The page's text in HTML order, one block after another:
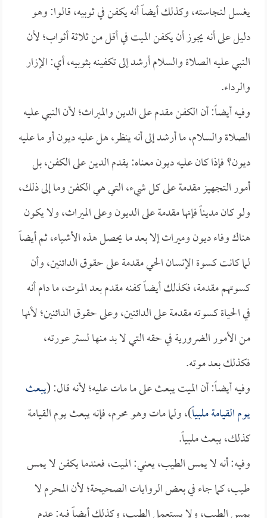
يغسل لنجاسته، وكذلك أيضاً أنه يكفن في ثوبيه، قالوا: وهو
دليل على أنه يجوز أن يكفن الميت في أقل من ثلاثة أثواب؛ لأن
النبي عليه الصلاة والسلام أرشد إلى تكفينه بثوبيه، أي: الإزار
والرداء.
وفيه أيضاً: أن الكفن مقدم على الدين والميراث؛ لأن النبي عليه
الصلاة والسلام، ما أرشد إلى أنه ينظر، هل عليه ديون أو ما عليه
ديون؟ فإذا كان عليه ديون معناه: يقدم الدين على الكفن، بل
أمور التجهيز مقدمة على كل شيء، التي هي الكفن وما إلى ذلك،
ولو كان مديناً فإنها مقدمة على الديون وعلى الميراث، ولا يكون
هناك وفاء ديون وميراث إلا بعد ما يحصل هذه الأشياء، ثم أيضاً
لما كانت كسوة الإنسان الحي مقدمة على حقوق الدائنين، وأن
كسوتهم مقدمة، فكذلك أيضاً كفنه مقدم بعد الموت، ما دام أنه
في الحياة كسوته مقدمة على الدائنين، وعلى حقوق الدائنين؛ لأنها
من الأمور الضرورية في حقه التي لا بد منها لستر عورته،
فكذلك بعد موته.
وفيه أيضاً: أن الميت يبعث على ما مات عليه؛ لأنه قال: (يبعث
يوم القيامة ملبياً)، ولما مات وهو محرم، فإنه يبعث يوم القيامة
كذلك، يبعث ملبياً.
وفيه: أنه لا يمس الطيب، يعني: الميت، فعندما يكفن لا يمس
طيب، كما جاء في بعض الروايات الصحيحة؛ لأن المحرم لا